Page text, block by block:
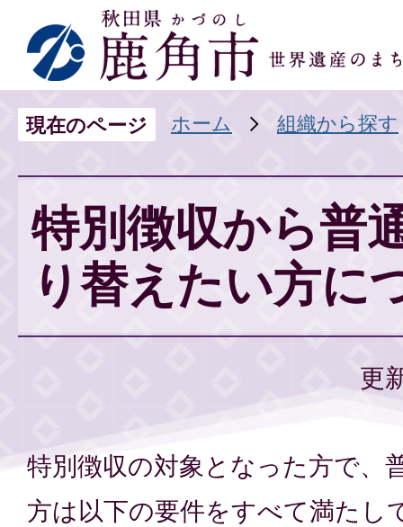
現在のページ ホーム 組織から探す
特別徴収から普
り替えたい方に
更
特別徴収の対象となった方で、
方は以下の要件をすべて満たし